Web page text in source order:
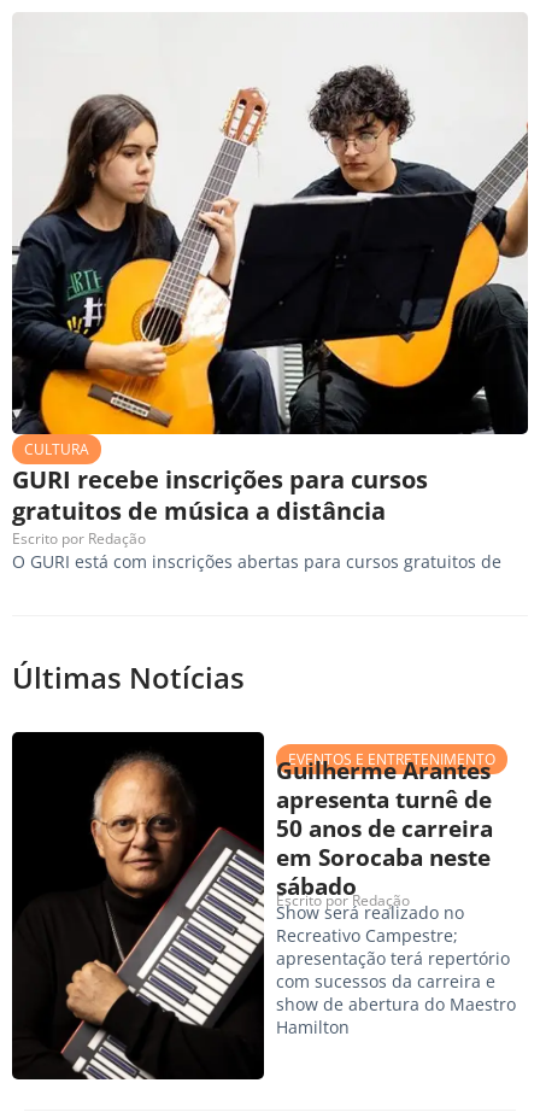
CULTURA
GURI recebe inscrições para cursos
gratuitos de música a distância
Escrito por Redação
O GURI está com inscrições abertas para cursos gratuitos de
Últimas Notícias
EVENTOS E ENTRETENIMENTO
Guilherme Arantes
apresenta turnê de
50 anos de carreira
em Sorocaba neste
sábado
Escrito porRedação
Show será realizado no
Recreativo Campestre;
apresentação terá repertório
com sucessos da carreira e
show de abertura do Maestro
Hamilton